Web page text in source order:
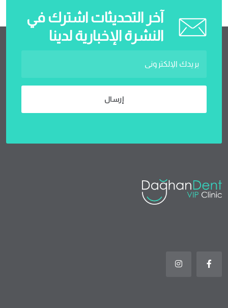
آخر التحديثات اشترك في
النشرة الإخبارية لدينا